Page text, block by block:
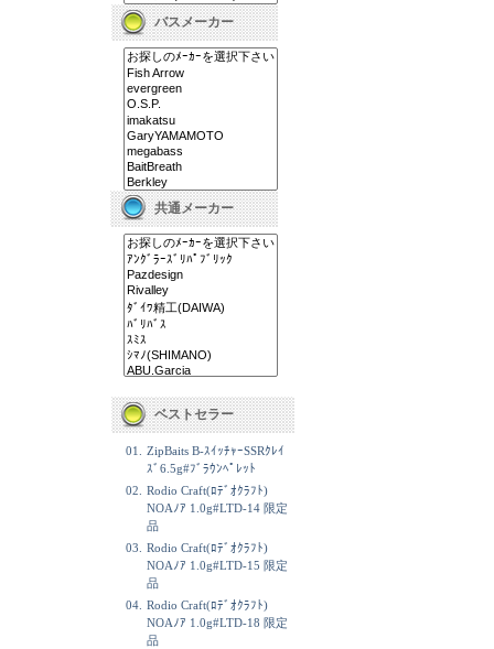
バスメーカー
共通メーカー
ベストセラー
01.
ZipBaits B-ｽｲｯﾁｬｰSSRｸﾚｲ
ｽﾞ6.5g#ﾌﾞﾗｳﾝﾍﾟﾚｯﾄ
02.
Rodio Craft(ﾛﾃﾞｵｸﾗﾌﾄ)
NOAﾉｱ 1.0g#LTD-14 限定
品
03.
Rodio Craft(ﾛﾃﾞｵｸﾗﾌﾄ)
NOAﾉｱ 1.0g#LTD-15 限定
品
04. Rodio Craft(ﾛﾃﾞｵｸﾗﾌﾄ)
NOAﾉｱ 1.0g#LTD-18 限定
品